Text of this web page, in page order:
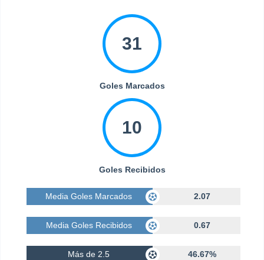
31
Goles Marcados
10
Goles Recibidos
Media Goles Marcados 2.07
Media Goles Recibidos 0.67
Más de 2.5 46.67%